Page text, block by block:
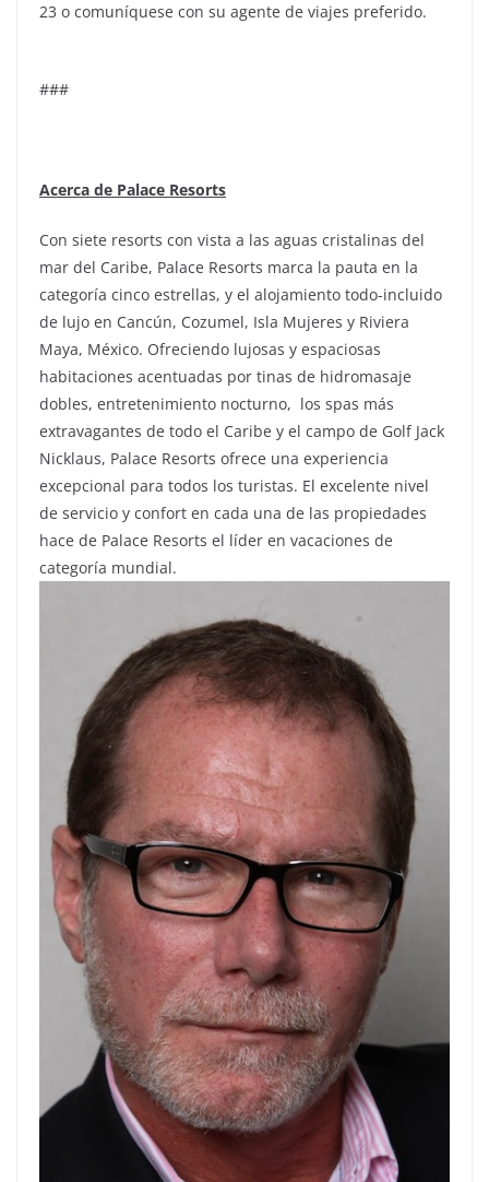
23 o comuníquese con su agente de viajes preferido.
###
Acerca de Palace Resorts
Con siete resorts con vista a las aguas cristalinas del
mar del Caribe, Palace Resorts marca la pauta en la
categoría cinco estrellas, y el alojamiento todo-incluido
de lujo en Cancún, Cozumel, Isla Mujeres y Riviera
Maya, México. Ofreciendo lujosas y espaciosas
habitaciones acentuadas por tinas de hidromasaje
dobles, entretenimiento nocturno, los spas más
extravagantes de todo el Caribe y el campo de Golf Jack
Nicklaus, Palace Resorts ofrece una experiencia
excepcional para todos los turistas. El excelente nivel
de servicio y confort en cada una de las propiedades
hace de Palace Resorts el líder en vacaciones de
categoría mundial.